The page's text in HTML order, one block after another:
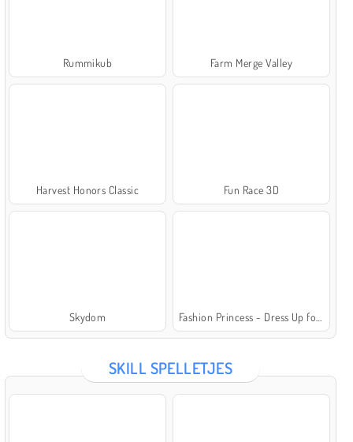
Rummikub Farm Merge Valley
Harvest Honors Classic Fun Race 3D
Skydom Fashion Princess - Dress Up for Girls
SKILL SPELLETJES